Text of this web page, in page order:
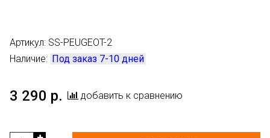
Артикул: SS-PEUGEOT-2
Наличие: Под заказ 7-10 дней
3 290 р. добавить к сравнению